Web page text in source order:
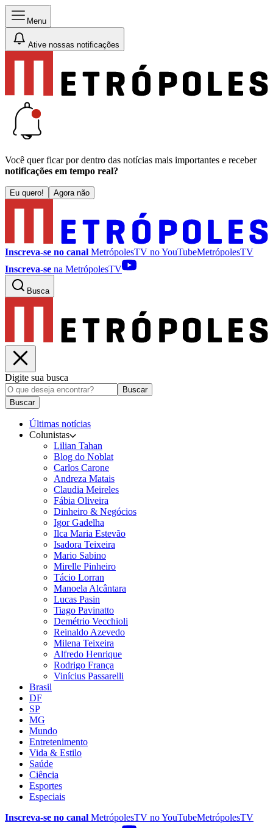
Menu
Ative nossas notificações
Você quer ficar por dentro das notícias mais importantes e receber
notificações em tempo real?
Eu quero! Agora não
Inscreva-se no canal MetrópolesTV noYouTubeMetrópolesTV
Inscreva-se na MetrópolesTV
Busca
Digite sua busca
Buscar
Buscar
Últimas notícias
Colunistas
Lilian Tahan
Blog do Noblat
Carlos Carone
Andreza Matais
Claudia Meireles
Fábia Oliveira
Dinheiro & Negócios
Igor Gadelha
Ilca Maria Estevão
Isadora Teixeira
Mario Sabino
Mirelle Pinheiro
Tácio Lorran
Manoela Alcântara
Lucas Pasin
Tiago Pavinatto
Demétrio Vecchioli
Reinaldo Azevedo
Milena Teixeira
Alfredo Henrique
Rodrigo França
Vinícius Passarelli
Brasil
DF
SP
MG
Mundo
Entretenimento
Vida & Estilo
Saúde
Ciência
Esportes
Especiais
Inscreva-se no canal MetrópolesTV noYouTubeMetrópolesTV